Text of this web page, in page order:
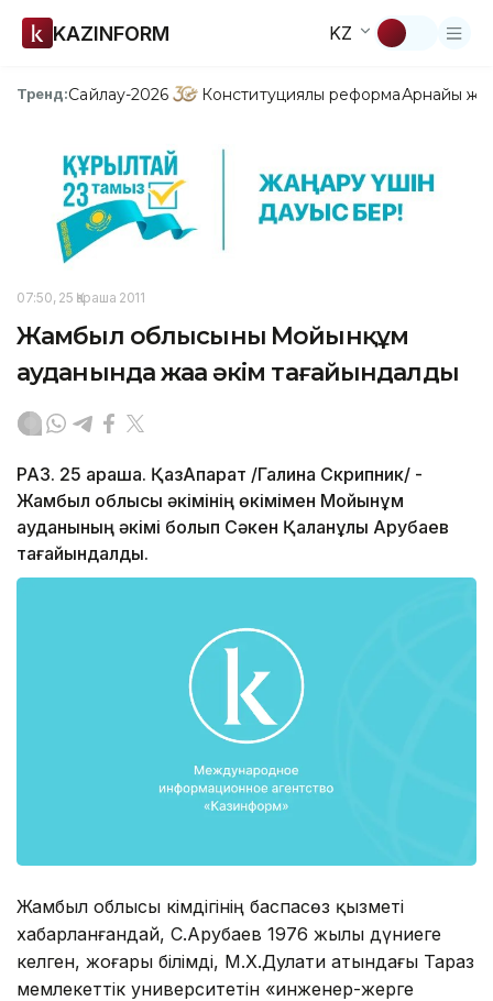
KAZINFORM KZ
Тренд:Сайлау-2026 Конституциялық реформаАрнайы
07:50, 25 Қараша 2011
Жамбыл облысының Мойынқұм
ауданында жаңа әкім тағайындалды
РАЗ. 25 қараша. ҚазАқпарат /Галина Скрипник/ -
Жамбыл облысы әкімінің өкімімен Мойынқұм
ауданының әкімі болып Сәкен Қаланұлы Арубаев
тағайындалды.
Жамбыл облысы әкімдігінің баспасөз қызметі
хабарланғандай, С.Арубаев 1976 жылы дүниеге
келген, жоғары білімді, М.Х.Дулати атындағы Тараз
мемлекеттік университетін «инженер-жерге